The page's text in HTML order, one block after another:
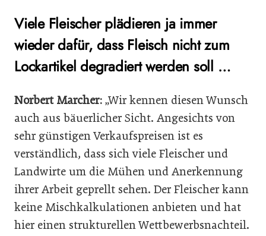
Viele Fleischer plädieren ja immer
wieder dafür, dass Fleisch nicht zum
Lockartikel degradiert werden soll …
Norbert Marcher: „Wir kennen diesen Wunsch
auch aus bäuerlicher Sicht. Angesichts von
sehr günstigen Verkaufspreisen ist es
verständlich, dass sich viele Fleischer und
Landwirte um die Mühen und Anerkennung
ihrer Arbeit geprellt sehen. Der Fleischer kann
keine Mischkalkulationen anbieten und hat
hier einen strukturellen Wettbewerbsnachteil.